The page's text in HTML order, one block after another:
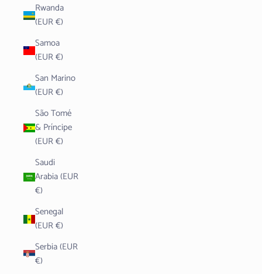
Rwanda
(EUR €)
Samoa
(EUR €)
San Marino
(EUR €)
São Tomé
& Príncipe
(EUR €)
Saudi
Arabia (EUR
€)
Senegal
(EUR €)
Serbia (EUR
€)